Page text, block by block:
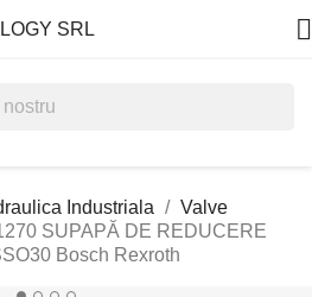

Industriala
Valve
SUPAPĂ DE REDUCERE
Bosch Rexroth